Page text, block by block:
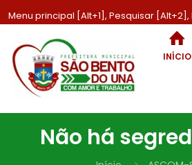
Menu principal [Alt+1], Pesquisar
INÍCIO
Não há